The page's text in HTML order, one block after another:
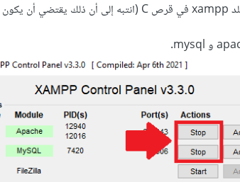
فك ضغط الملف في مجلد htdocs الكائن بمجلد xampp في قرص C (انتبه إلى أن ذلك يقتضي أن يكون